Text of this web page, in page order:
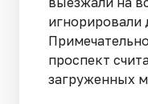
проспект
загруженных